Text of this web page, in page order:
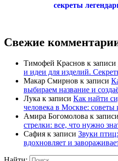
секреты
Свежие
Тимофей Краснов к записи
и идеи для изделий.
Макар Смирнов к записи
выбираем название и
Лука к записи Как найти
человека в Москве: советы
Амира Богомолова к записи
стрелки: все, что нужно
Сафия к записи Звуки
вдохновляет и